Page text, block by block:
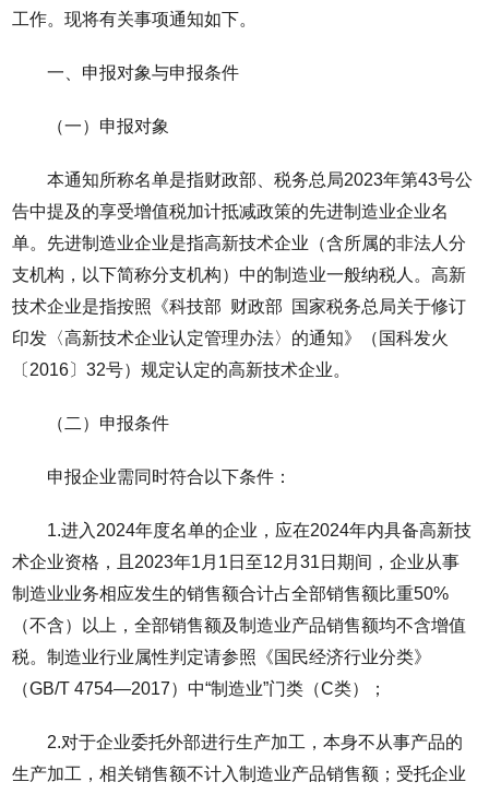
工作。现将有关事项通知如下。
一、申报对象与申报条件
（一）申报对象
本通知所称名单是指财政部、税务总局2023年第43号公
告中提及的享受增值税加计抵减政策的先进制造业企业名
单。先进制造业企业是指高新技术企业（含所属的非法人分
支机构，以下简称分支机构）中的制造业一般纳税人。高新
技术企业是指按照《科技部 财政部 国家税务总局关于修订
印发〈高新技术企业认定管理办法〉的通知》（国科发火
〔2016〕32号）规定认定的高新技术企业。
（二）申报条件
申报企业需同时符合以下条件：
1.进入2024年度名单的企业，应在2024年内具备高新技
术企业资格，且2023年1月1日至12月31日期间，企业从事
制造业业务相应发生的销售额合计占全部销售额比重50%
（不含）以上，全部销售额及制造业产品销售额均不含增值
税。制造业行业属性判定请参照《国民经济行业分类》
（GB/T 4754—2017）中“制造业”门类（C类）；
2.对于企业委托外部进行生产加工，本身不从事产品的
生产加工，相关销售额不计入制造业产品销售额；受托企业